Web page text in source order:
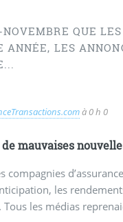
QUE
ANNÉE, LES
à 0 h 0
mauvaises
les
les médias